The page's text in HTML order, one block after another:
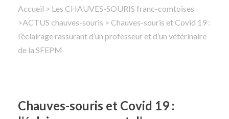
Rechercher
Accueil > Les CHAUVES-SOURIS franc-comtoises
>ACTUS chauves-souris > Chauves-souris et Covid 19 :
l’éclairage rassurant d’un professeur et d’un vétérinaire
de la SFEPM
Chauves-souris et Covid 19 :